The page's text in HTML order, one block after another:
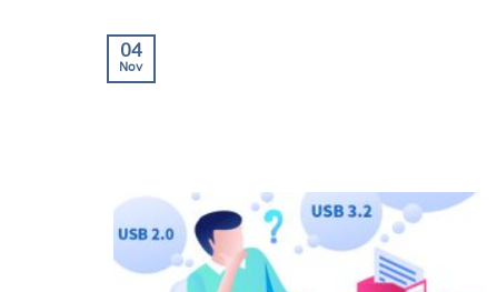
04
Nov